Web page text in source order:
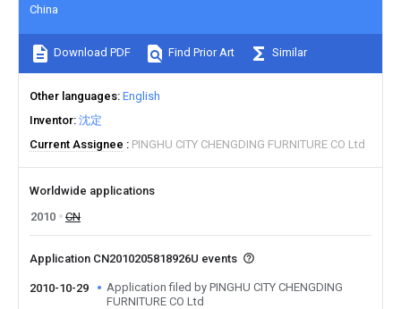
China
Download PDF Find Prior Art Similar
Other languages English
Inventor 沈定
Current Assignee
PINGHU CITY CHENGDING FURNITURE CO Ltd
Worldwide applications
2010
CN
Application CN2010205818926U events
2010-10-29
Application filed by PINGHU CITY CHENGDING
FURNITURE CO Ltd